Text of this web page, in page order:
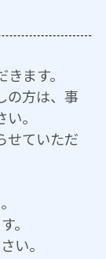
ます。
の方は、事
。
せていただ
。
い。